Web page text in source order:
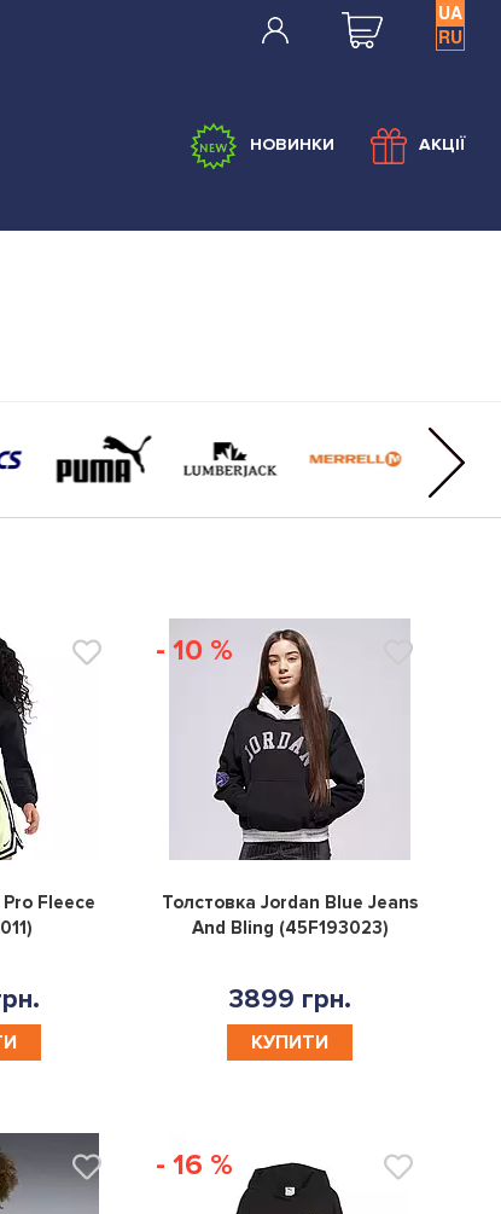
UA
RU
НОВИНКИ АКЦІЇ
0
Fleece
- 10 %
0
Толстовка Jordan Blue Jeans
And Bling (45F193023)
3899 грн.
КУПИТИ
- 16 %